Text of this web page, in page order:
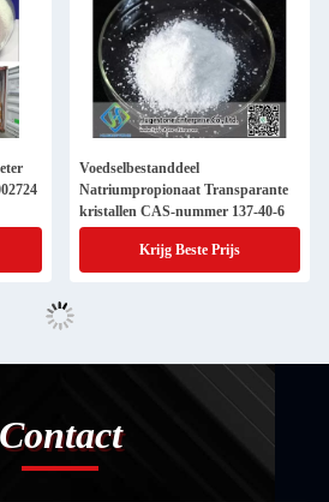
Voedselbestanddeel
Natriumpropionaat Transparante
kristallen CAS-nummer 137-40-6
Krijg Beste Prijs
Contact